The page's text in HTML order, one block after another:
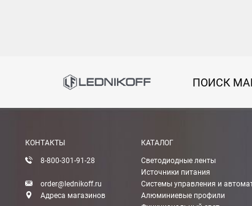
ПОИСК
КОНТАКТЫ
8-800-301-91-28
order@lednikoff.ru
Адреса магазинов
КАТАЛОГ
Светодиодные ленты
Источники питания
Системы управления и
Алюминиевые профили